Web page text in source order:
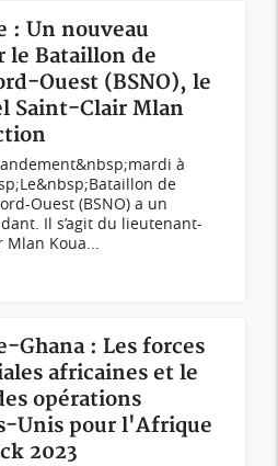
: Un nouveau
le Bataillon de
Ouest (BSNO), le
Saint-Clair Mlan
à
Le&nbsp;Bataillon de
Ouest (BSNO) a un
Il s’agit du lieutenant-
Mlan Koua...
Ghana : Les forces
africaines et le
opérations
Unis pour l'Afrique
2023